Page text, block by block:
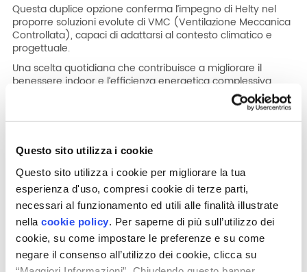
Questo sito utilizza i cookie
Questo sito utilizza i cookie per migliorare la tua
esperienza d'uso, compresi cookie di terze parti,
necessari al funzionamento ed utili alle finalità illustrate
nella cookie policy . Per saperne di più sull’utilizzo dei
cookie, su come impostare le preferenze e su come
negare il consenso all’utilizzo dei cookie, clicca su
Questa duplice opzione conferma l’impegno di Helty nel
proporre soluzioni evolute di VMC (Ventilazione Meccanica
Controllata), capaci di adattarsi al contesto climatico e
progettuale.
Una scelta quotidiana che contribuisce a migliorare il
benessere indoor e l’efficienza energetica complessiva
Nuova gamma prodotti 2026
Cosa bolle in pentola? Senza spoilerare troppo, anticipiamo
l’evoluzione della gamma di sistemi VMC per residenziale.